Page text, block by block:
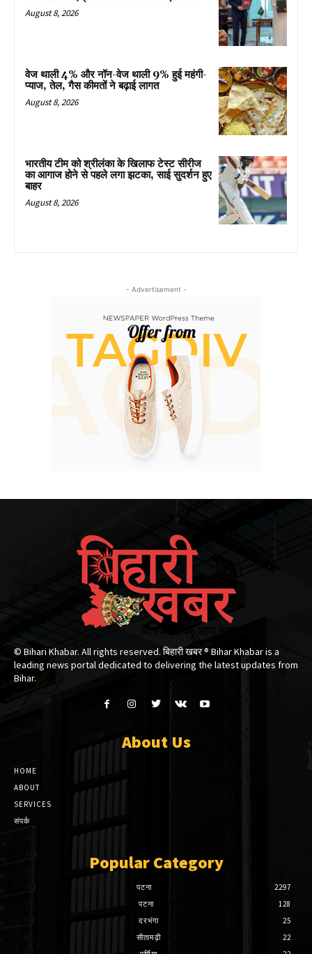
August 8, 2026
वेज थाली 4% और नॉन-वेज थाली 9% हुई महंगी-
प्याज, तेल, गैस कीमतों ने बढ़ाई लागत
August 8, 2026
भारतीय टीम को श्रीलंका के खिलाफ टेस्ट सीरीज
का आगाज होने से पहले लगा झटका, साई सुदर्शन हुए
बाहर
August 8, 2026
- Advertisement -
© Bihari Khabar. All rights reserved. बिहारी खबर ®​ Bihar Khabar is a
leading news portal dedicated to delivering the latest updates from
Bihar.
About Us
HOME
ABOUT
SERVICES
संपर्क
Popular Category
पटना
2297
पटना
128
दरभंगा
25
सीतामढ़ी
22